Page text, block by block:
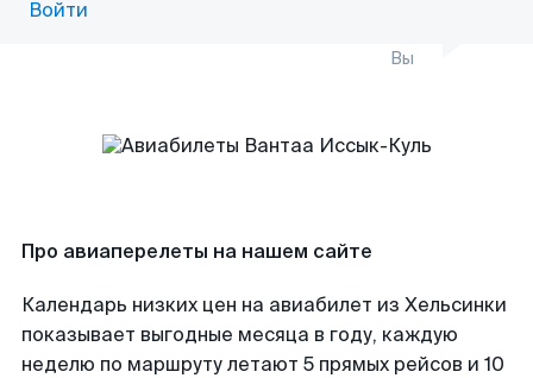
Войти
Вы
Про авиаперелеты на нашем сайте
Календарь низких цен на авиабилет из Хельсинки
показывает выгодные месяца в году, каждую
неделю по маршруту летают 5 прямых рейсов и 10